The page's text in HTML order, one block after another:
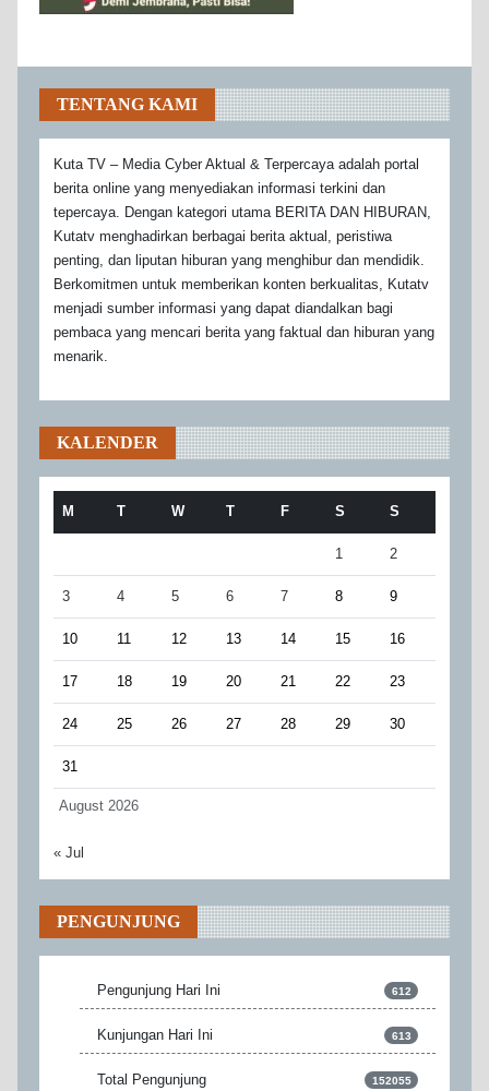
TENTANG KAMI
Kuta TV – Media Cyber Aktual & Terpercaya adalah portal
berita online yang menyediakan informasi terkini dan
tepercaya. Dengan kategori utama BERITA DAN HIBURAN,
Kutatv menghadirkan berbagai berita aktual, peristiwa
penting, dan liputan hiburan yang menghibur dan mendidik.
Berkomitmen untuk memberikan konten berkualitas, Kutatv
menjadi sumber informasi yang dapat diandalkan bagi
pembaca yang mencari berita yang faktual dan hiburan yang
menarik.
KALENDER
August 2026
M T W T F S S
1 2
3 4 5 6 7 8 9
10 11 12 13 14 15 16
17 18 19 20 21 22 23
24 25 26 27 28 29 30
31
« Jul
PENGUNJUNG
Pengunjung Hari Ini 612
Kunjungan Hari Ini 613
Total Pengunjung 152055